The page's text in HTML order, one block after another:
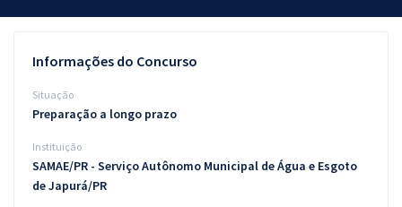
Conteúdo gratuito
Blog
Atendimento
Informações do Concurso
Situação
Preparação a longo prazo
Instituição
SAMAE/PR - Serviço Autônomo Municipal de Água e Esgoto
de Japurá/PR